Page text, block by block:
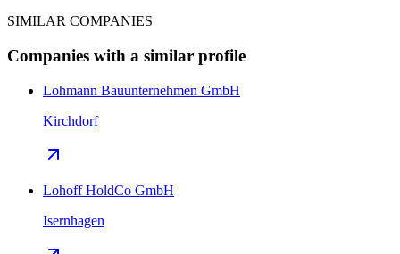
SIMILAR COMPANIES
Companies with a similar profile
Lohmann Bauunternehmen GmbH
Kirchdorf
Lohoff HoldCo GmbH
Isernhagen